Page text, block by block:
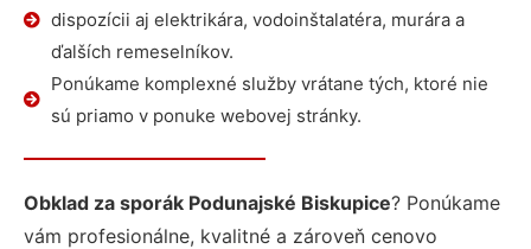
dispozícii aj elektrikára, vodoinštalatéra, murára a
ďalších remeselníkov.
Ponúkame komplexné služby vrátane tých, ktoré nie
sú priamo v ponuke webovej stránky.
Obklad za sporák Podunajské Biskupice? Ponúkame
vám profesionálne, kvalitné a zároveň cenovo